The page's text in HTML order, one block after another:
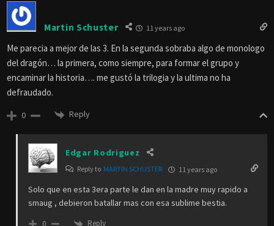
Martin Schuster 11 years ago
Me parecia a mejor de las 3. En la segunda sobraba algo de monologo
del dragón… la primera, como siempre, para formar el grupo y
encaminar la historia…. me gustó la trilogia y la ultima no ha
defraudado.
0 Reply
Edgar Rodriguez
Reply to MARTIN SCHUSTER 11 years ago
Solo que en esta 3era parte le dan en la madre muy rapido a
smaug , debieron batallar mas con esa sublime bestia.
0 Reply